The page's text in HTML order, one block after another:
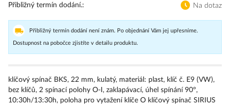
Přibližný termín dodání.
Na dotaz
Přibližný termín dodání není znám. Po objednání Vám jej upřesníme.
Dostupnost na pobočce zjistíte v detailu produktu.
klíčový spínač BKS, 22 mm, kulatý, materiál: plast, klíč č. E9 (VW),
bez klíčů, 2 spínací polohy O-I, zaklapávací, úhel spínání 90°,
10:30h/13:30h, poloha pro vytažení klíče O klíčový spínač SIRIUS